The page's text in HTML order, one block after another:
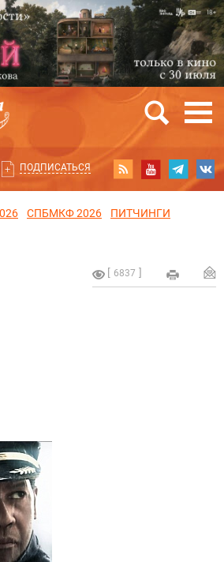
ПОДПИСАТЬСЯ
СПБМКФ 2026
ПИТЧИНГИ
6837